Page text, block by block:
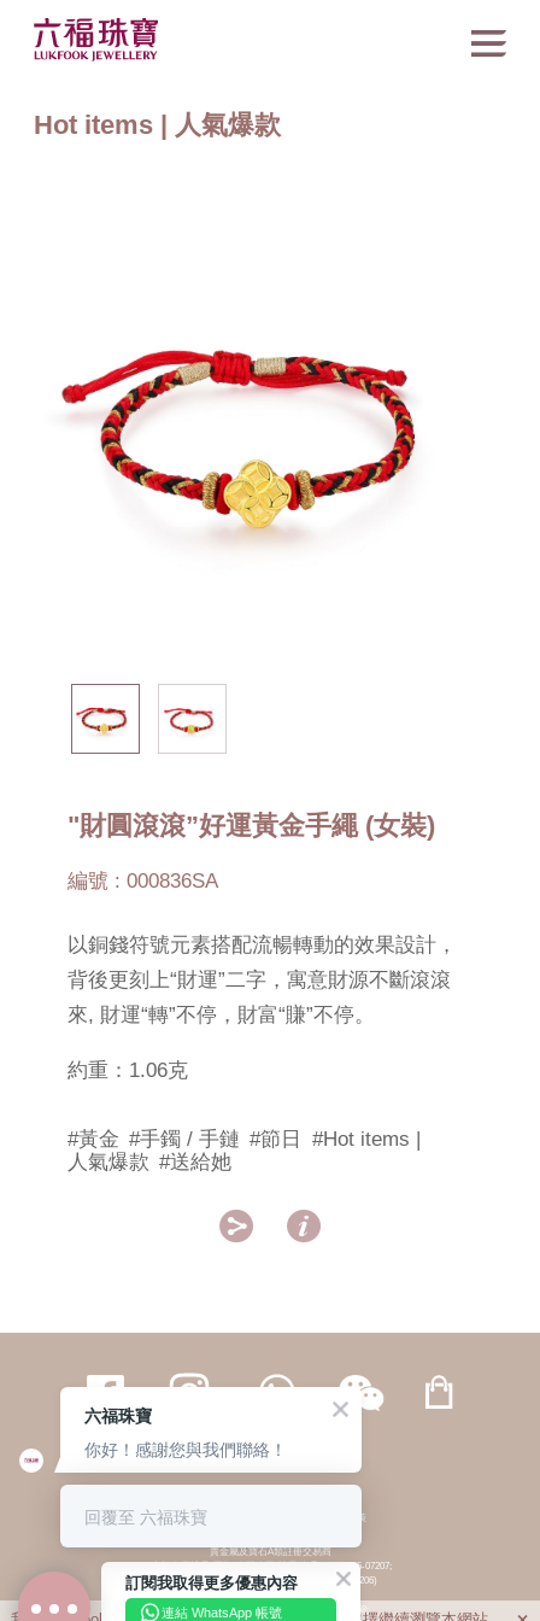
Hot items | 人氣爆款
"財圓滾滾”好運黃金手繩 (女裝)
編號 : 000836SA
以銅錢符號元素搭配流暢轉動的效果設計，
背後更刻上“財運”二字，寓意財源不斷滾滾
來, 財運“轉”不停，財富“賺”不停。
約重：1.06克
#黃金 #手鐲 / 手鏈 #節日
#Hot items |
人氣爆款 #送給她
 
繁體 | 簡体
© 六福集團 版權所有 不得轉載 私隱政策
貴金屬及寶石A類註冊交易商
(六福企業禮品(國際)有限公司-註冊號碼:A-B-24-05-07207;
六福電子商貿有限公司-註冊號碼:A-B-24-05-07206)
貴金屬及寶石B類註冊交易商
(六福集團有限公司-註冊號碼:B-B-24-05-07258;
訂閱我取得更多優惠內容
連結 WhatsApp 帳號
六福珠寶
你好！感謝您與我們聯絡！
回覆至 六福珠寶